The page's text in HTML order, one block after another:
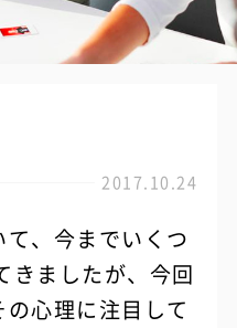
2017.10.24
、今までいくつ
きましたが、今回
心理に注目して